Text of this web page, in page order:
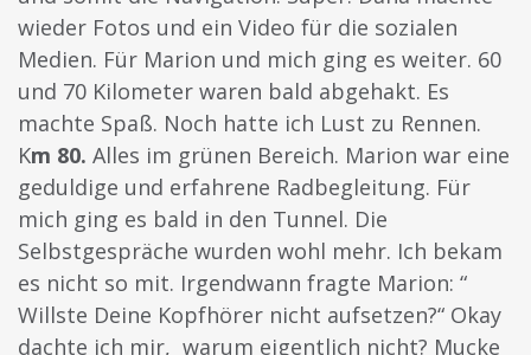
wieder Fotos und ein Video für die sozialen
Medien. Für Marion und mich ging es weiter. 60
und 70 Kilometer waren bald abgehakt. Es
machte Spaß. Noch hatte ich Lust zu Rennen.
Km 80. Alles im grünen Bereich. Marion war eine
geduldige und erfahrene Radbegleitung. Für
mich ging es bald in den Tunnel. Die
Selbstgespräche wurden wohl mehr. Ich bekam
es nicht so mit. Irgendwann fragte Marion: “
Willste Deine Kopfhörer nicht aufsetzen?“ Okay
dachte ich mir, warum eigentlich nicht? Mucke